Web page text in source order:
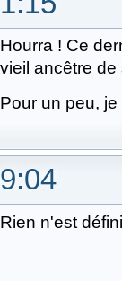
Hourra ! Ce
vieil ancêtre de
Pour un peu,
Rien n'est